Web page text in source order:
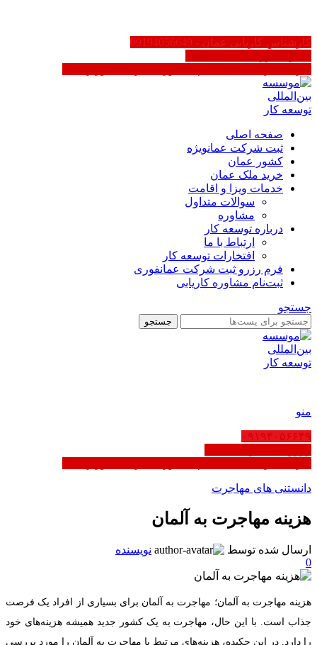
کارشناس کاریابی عمان - 09194056649
صفحه اصلی
ثبت شرکت عمانویژه
کشور عمان
خرید ملک عمان
خدمات ویزا و اقامت
سوالات متداول
مشاوره
درباره توسعه کار
ارتباط با ما
افتخارات توسعه کار
فرم رزرو ثبت شرکت عمانفوری
ثبت‌نام مشاوره کاریابی
جستجو
جستجو
منو
۰۹۱۹۴۰۵۶۶۴۹
دانستنی های مهاجرت
هزینه مهاجرت به آلمان
ارسال شده توسط
نویسنده
0
هزینه مهاجرت به آلمان؛ مهاجرت به آلمان برای بسیاری از افراد یک فرصت
جذاب است. با این حال، مهاجرت به یک کشور جدید همیشه هزینه‌های خود
را دارد. در این چکیده، هزینه‌های مرتبط با مهاجرت به آلمان را مورد بررسی